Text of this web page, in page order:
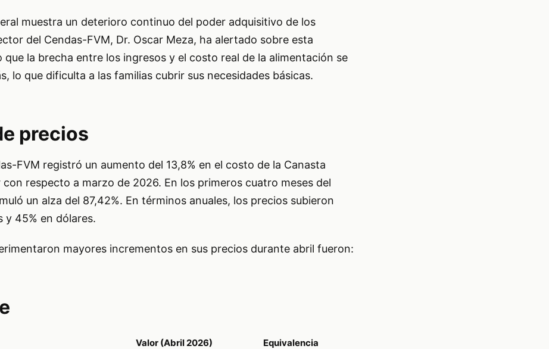
muestra un deterioro continuo del poder adquisitivo de los
del Cendas-FVM, Dr. Oscar Meza, ha alertado sobre esta
que la brecha entre los ingresos y el costo real de la alimentación se
lo que dificulta a las familias cubrir sus necesidades básicas.
precios
FVM registró un aumento del 13,8% en el costo de la Canasta
con respecto a marzo de 2026. En los primeros cuatro meses del
un alza del 87,42%. En términos anuales, los precios subieron
y 45% en dólares.
mayores incrementos en sus precios durante abril fueron:
Valor (Abril 2026) Equivalencia